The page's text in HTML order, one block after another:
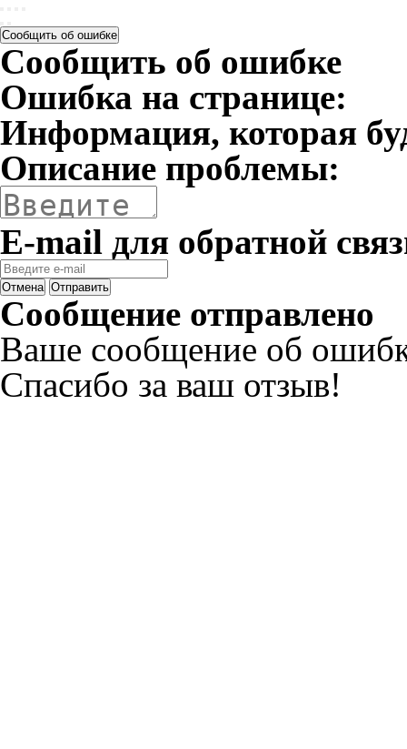
Сообщить об ошибке
Сообщить об ошибке
Ошибка на странице:
Информация, которая
Описание проблемы:
E-mail для обратной
Отмена Отправить
Сообщение отправлено
Ваше сообщение об
Спасибо за ваш отзыв!